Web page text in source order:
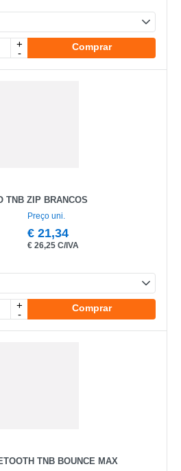
+
-
Comprar
TNB ZIP BRANCOS
Preço uni.
€ 21,34
€ 26,25 C/IVA
+
-
Comprar
TNB BOUNCE MAX